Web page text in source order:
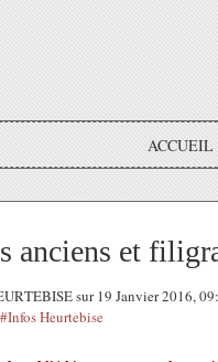
ACCUEIL
anciens et
sur 19 Janvier 2016,
#Infos Heurtebise